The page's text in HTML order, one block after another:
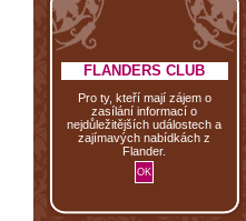
FLANDERS CLUB
Pro ty, kteří mají zájem o
zasílání informací o
nejdůležitějších událostech a
zajímavých nabídkách z
Flander.